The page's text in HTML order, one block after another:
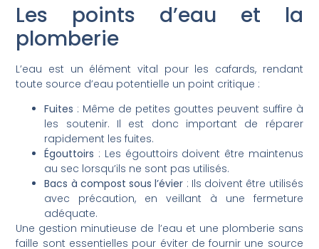
Les points d’eau et la
plomberie
L’eau est un élément vital pour les cafards, rendant
toute source d’eau potentielle un point critique :
Fuites : Même de petites gouttes peuvent suffire à
les soutenir. Il est donc important de réparer
rapidement les fuites.
Égouttoirs : Les égouttoirs doivent être maintenus
au sec lorsqu’ils ne sont pas utilisés.
Bacs à compost sous l’évier : Ils doivent être utilisés
avec précaution, en veillant à une fermeture
adéquate.
Une gestion minutieuse de l’eau et une plomberie sans
faille sont essentielles pour éviter de fournir une source